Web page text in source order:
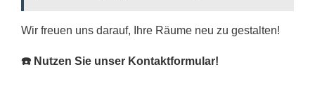
Wir freuen uns darauf, Ihre Räume neu zu gestalten!
☎️ Nutzen Sie unser Kontaktformular!